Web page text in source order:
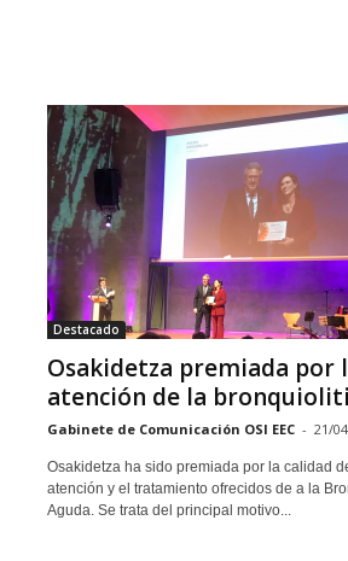
Destacado
Osakidetza premiada por
atención de la
Gabinete de Comunicación OSI EEC - 21/
Osakidetza ha sido premiada por la calidad
atención y el tratamiento ofrecidos de a la
Aguda. Se trata del principal motivo...